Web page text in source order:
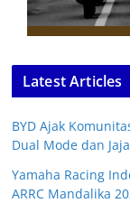
Latest Articles
BYD Ajak
Dual Mode dan
Yamaha Racing
ARRC Mandalika